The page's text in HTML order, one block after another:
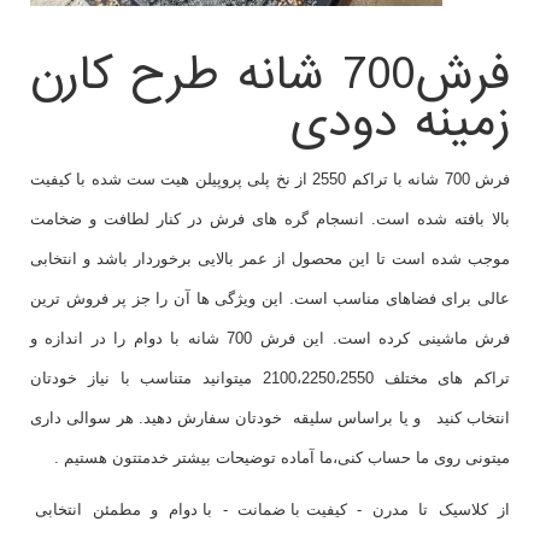
فرش700 شانه طرح کارن
زمینه دودی
فرش 700 شانه با تراکم 2550 از نخ پلی پروپیلن هیت ست شده با کیفیت
بالا بافته شده است. انسجام گره های فرش در کنار لطافت و ضخامت
موجب شده است تا این محصول از عمر بالایی برخوردار باشد و انتخابی
عالی برای فضاهای مناسب است. این ویژگی ها آن را جز پر فروش ترین
فرش ماشینی کرده است. این فرش 700 شانه با دوام را در اندازه و
تراکم های مختلف 2100،2250،2550 میتوانید متناسب با نیاز خودتان
انتخاب کنید و یا براساس سلیقه خودتان سفارش دهید. هر سوالی داری
میتونی روی ما حساب کنی،ما آماده توضیحات بیشتر خدمتتون هستیم .
از کلاسیک تا مدرن - کیفیت با ضمانت - با دوام و مطمئن انتخابی